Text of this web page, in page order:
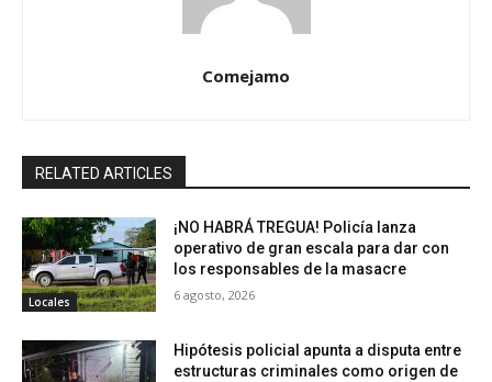
Comejamo
RELATED ARTICLES
Locales
¡NO HABRÁ TREGUA! Policía lanza
operativo de gran escala para dar con
los responsables de la masacre
6 agosto, 2026
Hipótesis policial apunta a disputa entre
estructuras criminales como origen de